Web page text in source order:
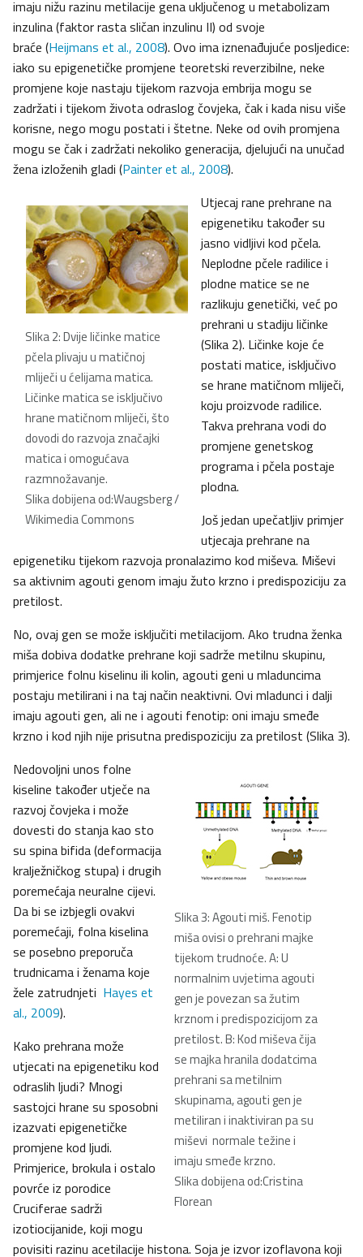
imaju nižu razinu metilacije gena uključenog u metabolizam
inzulina (faktor rasta sličan inzulinu II) od svoje
braće (Heijmans et al., 2008). Ovo ima iznenađujuće posljedice:
iako su epigenetičke promjene teoretski reverzibilne, neke
promjene koje nastaju tijekom razvoja embrija mogu se
zadržati i tijekom života odraslog čovjeka, čak i kada nisu više
korisne, nego mogu postati i štetne. Neke od ovih promjena
mogu se čak i zadržati nekoliko generacija, djelujući na unučad
žena izloženih gladi (Painter et al., 2008).
Slika 2: Dvije ličinke matice
pčela plivaju u matičnoj
mliječi u ćelijama matica.
Ličinke matica se isključivo
hrane matičnom mliječi, što
dovodi do razvoja značajki
matica i omogućava
razmnožavanje.
Slika dobijena od:Waugsberg /
Wikimedia Commons
Utjecaj rane prehrane na
epigenetiku također su
jasno vidljivi kod pčela.
Neplodne pčele radilice i
plodne matice se ne
razlikuju genetički, već po
prehrani u stadiju ličinke
(Slika 2). Ličinke koje će
postati matice, isključivo
se hrane matičnom mliječi,
koju proizvode radilice.
Takva prehrana vodi do
promjene genetskog
programa i pčela postaje
plodna.
Još jedan upečatljiv primjer
utjecaja prehrane na
epigenetiku tijekom razvoja pronalazimo kod miševa. Miševi
sa aktivnim agouti genom imaju žuto krzno i predispoziciju za
pretilost.
No, ovaj gen se može isključiti metilacijom. Ako trudna ženka
miša dobiva dodatke prehrane koji sadrže metilnu skupinu,
primjerice folnu kiselinu ili kolin, agouti geni u mladuncima
postaju metilirani i na taj način neaktivni. Ovi mladunci i dalji
imaju agouti gen, ali ne i agouti fenotip: oni imaju smeđe
krzno i kod njih nije prisutna predispoziciju za pretilost (Slika 3).
Slika 3: Agouti miš. Fenotip
miša ovisi o prehrani majke
tijekom trudnoće. A: U
normalnim uvjetima agouti
gen je povezan sa žutim
krznom i predispozicijom za
pretilost. B: Kod miševa čija
se majka hranila dodatcima
prehrani sa metilnim
skupinama, agouti gen je
metiliran i inaktiviran pa su
miševi normale težine i
imaju smeđe krzno.
Slika dobijena od:Cristina
Florean
Nedovoljni unos folne
kiseline također utječe na
razvoj čovjeka i može
dovesti do stanja kao sto
su spina bifida (deformacija
kralježničkog stupa) i drugih
poremećaja neuralne cijevi.
Da bi se izbjegli ovakvi
poremećaji, folna kiselina
se posebno preporuča
trudnicama i ženama koje
žele zatrudnjeti Hayes et
al., 2009).
Kako prehrana može
utjecati na epigenetiku kod
odraslih ljudi? Mnogi
sastojci hrane su sposobni
izazvati epigenetičke
promjene kod ljudi.
Primjerice, brokula i ostalo
povrće iz porodice
Cruciferae sadrži
izotiocijanide, koji mogu
povisiti razinu acetilacije histona. Soja je izvor izoflavona koji